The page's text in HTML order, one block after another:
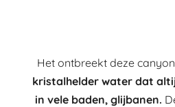
Het ontbreekt deze
kristalhelder water dat
in vele baden, glijbanen.